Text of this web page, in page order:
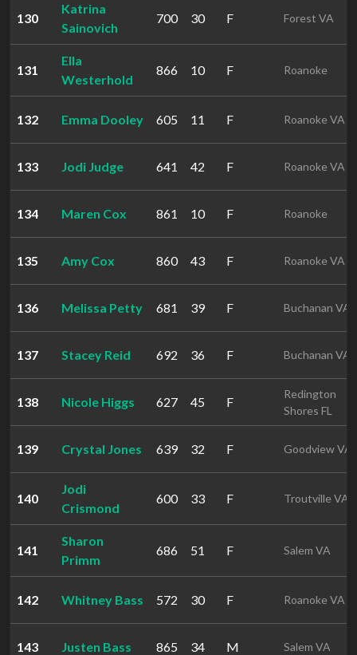
130
Katrina
Sainovich
700 30 F Forest VA
131
Ella
Westerhold
866 10 F Roanoke
132 Emma Dooley 605 11 F Roanoke VA
133 Jodi Judge 641 42 F Roanoke VA
134 Maren Cox 861 10 F Roanoke
135 Amy Cox 860 43 F Roanoke VA
136 Melissa Petty 681 39 F Buchanan VA
137 Stacey Reid 692 36 F Buchanan VA
138 Nicole Higgs 627 45 F
Redington
Shores FL
139 Crystal Jones 639 32 F Goodview VA
140
Jodi
Crismond
600 33 F Troutville VA
141
Sharon
Primm
686 51 F Salem VA
142 Whitney Bass 572 30 F Roanoke VA
143 Justen Bass 865 34 M Salem VA